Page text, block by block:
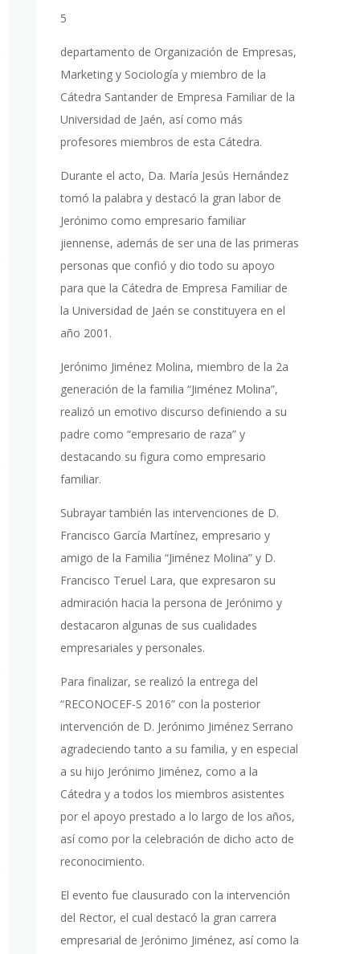
5
departamento de Organización de Empresas,
Marketing y Sociología y miembro de la
Cátedra Santander de Empresa Familiar de la
Universidad de Jaén, así como más
profesores miembros de esta Cátedra.
Durante el acto, Da. María Jesús Hernández
tomó la palabra y destacó la gran labor de
Jerónimo como empresario familiar
jiennense, además de ser una de las primeras
personas que confió y dio todo su apoyo
para que la Cátedra de Empresa Familiar de
la Universidad de Jaén se constituyera en el
año 2001.
Jerónimo Jiménez Molina, miembro de la 2a
generación de la familia “Jiménez Molina”,
realizó un emotivo discurso definiendo a su
padre como “empresario de raza” y
destacando su figura como empresario
familiar.
Subrayar también las intervenciones de D.
Francisco García Martínez, empresario y
amigo de la Familia “Jiménez Molina” y D.
Francisco Teruel Lara, que expresaron su
admiración hacia la persona de Jerónimo y
destacaron algunas de sus cualidades
empresariales y personales.
Para finalizar, se realizó la entrega del
“RECONOCEF-S 2016” con la posterior
intervención de D. Jerónimo Jiménez Serrano
agradeciendo tanto a su familia, y en especial
a su hijo Jerónimo Jiménez, como a la
Cátedra y a todos los miembros asistentes
por el apoyo prestado a lo largo de los años,
así como por la celebración de dicho acto de
reconocimiento.
El evento fue clausurado con la intervención
del Rector, el cual destacó la gran carrera
empresarial de Jerónimo Jiménez, así como la